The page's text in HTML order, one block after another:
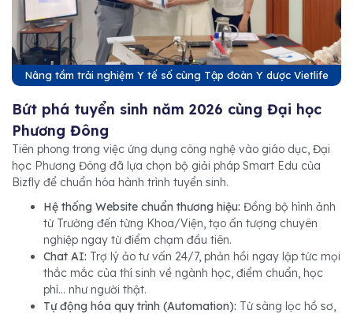
Nâng tầm trải nghiệm Y tế số cùng Tập đoàn Y dược Vietlife
Bứt phá tuyển sinh năm 2026 cùng Đại học
Phương Đông
Tiên phong trong việc ứng dụng công nghệ vào giáo dục, Đại
học Phương Đông đã lựa chọn bộ giải pháp Smart Edu của
Bizfly để chuẩn hóa hành trình tuyển sinh.
Hệ thống Website chuẩn thương hiệu: Đồng bộ hình ảnh
từ Trường đến từng Khoa/Viện, tạo ấn tượng chuyên
nghiệp ngay từ điểm chạm đầu tiên.
Chat AI: Trợ lý ảo tư vấn 24/7, phản hồi ngay lập tức mọi
thắc mắc của thí sinh về ngành học, điểm chuẩn, học
phí... như người thật.
Tự động hóa quy trình (Automation): Từ sàng lọc hồ sơ,